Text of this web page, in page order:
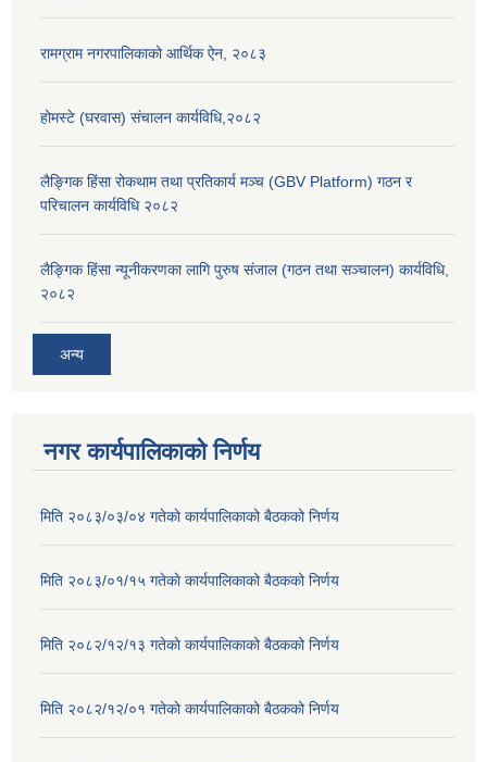
रामग्राम नगरपालिकाको आर्थिक ऐन, २०८३
होमस्टे (घरवास) संचालन कार्यविधि,२०८२
लैङ्गिक हिंसा रोकथाम तथा प्रतिकार्य मञ्च (GBV Platform) गठन र
परिचालन कार्यविधि २०८२
लैङ्गिक हिंसा न्यूनीकरणका लागि पुरुष संजाल (गठन तथा सञ्चालन) कार्यविधि,
२०८२
अन्य
नगर कार्यपालिकाको निर्णय
मिति २०८३/०३/०४ गतेकाे कार्यपालिकाको बैठकको निर्णय
मिति २०८३/०१/१५ गतेकाे कार्यपालिकाको बैठकको निर्णय
मिति २०८२/१२/१३ गतेकाे कार्यपालिकाको बैठकको निर्णय
मिति २०८२/१२/०१ गतेकाे कार्यपालिकाको बैठकको निर्णय